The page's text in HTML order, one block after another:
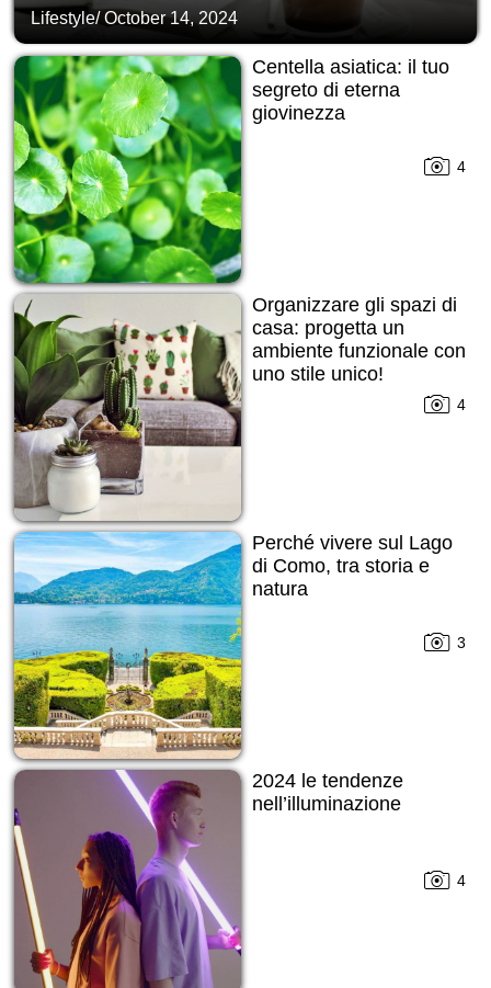
Lifestyle/October 14, 2024
Centella asiatica: il tuo
segreto di eterna
giovinezza
4
Organizzare gli spazi di
casa: progetta un
ambiente funzionale con
uno stile unico!
4
Perché vivere sul Lago
di Como, tra storia e
natura
3
2024 le tendenze
nell’illuminazione
4